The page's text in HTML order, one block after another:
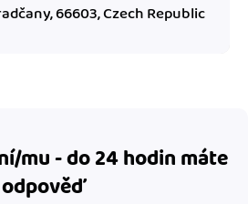
66603, Czech Republic
mu - do 24 hodin máte
odpověď